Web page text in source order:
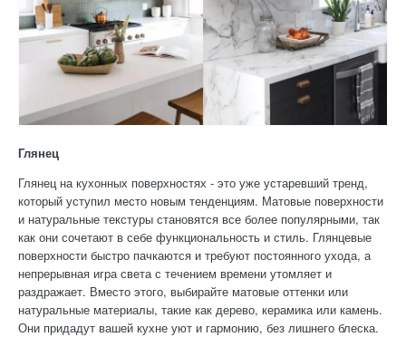
Глянец
Глянец на кухонных поверхностях - это уже устаревший тренд,
который уступил место новым тенденциям. Матовые поверхности
и натуральные текстуры становятся все более популярными, так
как они сочетают в себе функциональность и стиль. Глянцевые
поверхности быстро пачкаются и требуют постоянного ухода, а
непрерывная игра света с течением времени утомляет и
раздражает. Вместо этого, выбирайте матовые оттенки или
натуральные материалы, такие как дерево, керамика или камень.
Они придадут вашей кухне уют и гармонию, без лишнего блеска.